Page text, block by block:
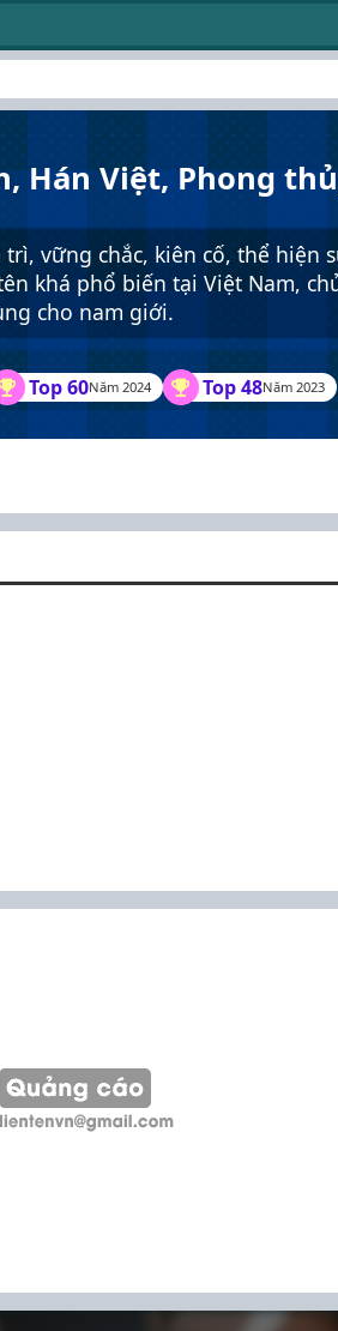
Hán Việt, Phong
vững chắc, kiên cố, thể hiện
khá phổ biến tại Việt Nam,
cho nam giới.
Top 60Năm 2024 Top 48Năm 2023